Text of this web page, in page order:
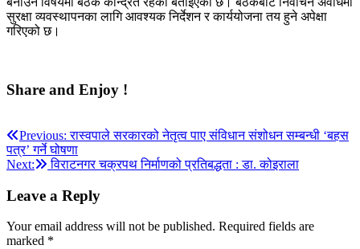
सुरक्षा व्यवस्थापनका लागि आवश्यक निर्देशन र कार्ययोजना तय हुने अपेक्षा
गरिएको छ।
Share and Enjoy !
Post
navigation
Previous: रास्वपाले सरकारको नेतृत्व पाए संविधान संशोधन सम्बन्धी ‘बहस
पत्र’ गर्ने घोषणा
Next:
विराटनगर चक्रपथ निर्माणको प्रतिबद्धता : डा. कोइराला
Leave a Reply
Your email address will not be published. Required fields are
marked *